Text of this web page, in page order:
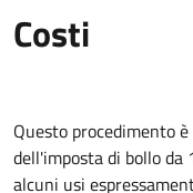
Costi
Questo procedimento
dell'imposta di bollo da
alcuni usi